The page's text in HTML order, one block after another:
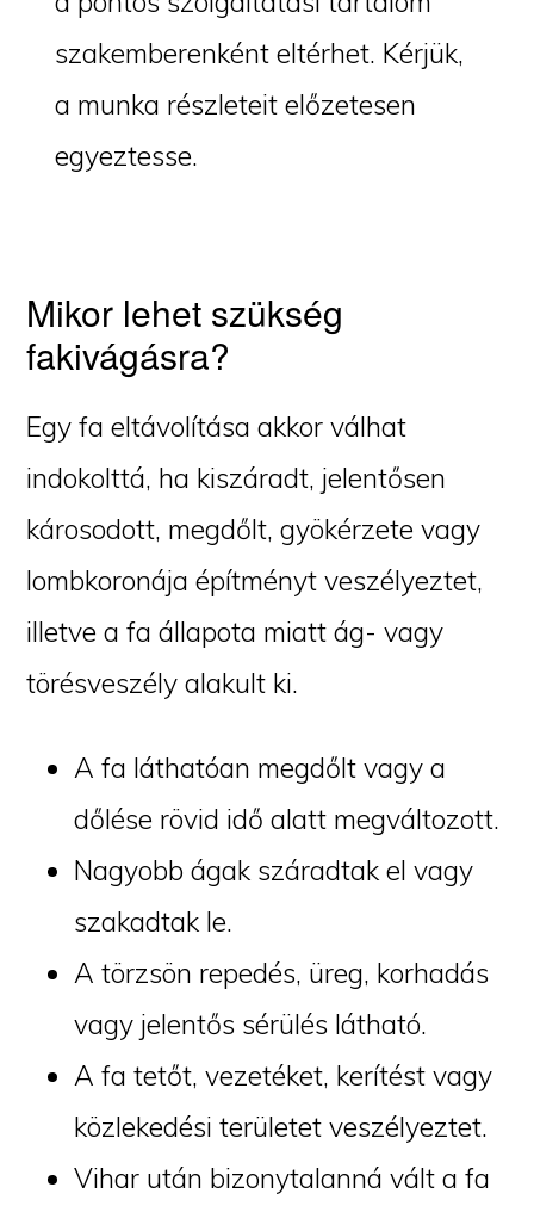
szakemberenként eltérhet. Kérjük,
a munka részleteit előzetesen
egyeztesse.
Mikor lehet szükség
fakivágásra?
Egy fa eltávolítása akkor válhat
indokolttá, ha kiszáradt, jelentősen
károsodott, megdőlt, gyökérzete vagy
lombkoronája építményt veszélyeztet,
illetve a fa állapota miatt ág- vagy
törésveszély alakult ki.
A fa láthatóan megdőlt vagy a
dőlése rövid idő alatt megváltozott.
Nagyobb ágak száradtak el vagy
szakadtak le.
A törzsön repedés, üreg, korhadás
vagy jelentős sérülés látható.
A fa tetőt, vezetéket, kerítést vagy
közlekedési területet veszélyeztet.
Vihar után bizonytalanná vált a fa